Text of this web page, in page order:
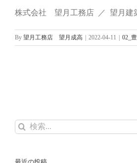
株式会社 望月工務店 ／ 望月建
By 望月工務店 望月成高 | 2022-04-11 | 02_
検